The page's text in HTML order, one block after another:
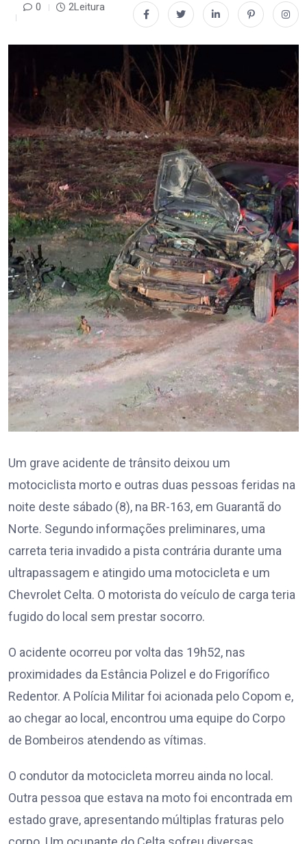
0 2Leitura
Um grave acidente de trânsito deixou um
motociclista morto e outras duas pessoas feridas na
noite deste sábado (8), na BR-163, em Guarantã do
Norte. Segundo informações preliminares, uma
carreta teria invadido a pista contrária durante uma
ultrapassagem e atingido uma motocicleta e um
Chevrolet Celta. O motorista do veículo de carga teria
fugido do local sem prestar socorro.
O acidente ocorreu por volta das 19h52, nas
proximidades da Estância Polizel e do Frigorífico
Redentor. A Polícia Militar foi acionada pelo Copom e,
ao chegar ao local, encontrou uma equipe do Corpo
de Bombeiros atendendo as vítimas.
O condutor da motocicleta morreu ainda no local.
Outra pessoa que estava na moto foi encontrada em
estado grave, apresentando múltiplas fraturas pelo